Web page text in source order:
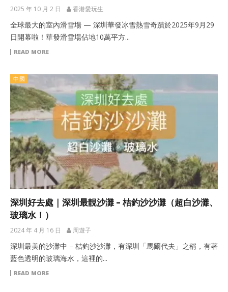
2025 年 10 月 2 日 香港愛玩生
全球最大的室內滑雪場 — 深圳華發冰雪熱雪奇蹟於2025年9月29
日開幕啦！華發滑雪場佔地10萬平方...
READ MORE
中國
深圳好去處｜深圳最靚沙灘 – 桔釣沙沙灘（超白沙灘、
玻璃水！）
2024 年 4 月 16 日 周遊子
深圳最美的沙灘中 – 桔釣沙沙灘，有深圳「馬爾代夫」之稱，有著
藍色透明的玻璃海水，這裡的...
READ MORE